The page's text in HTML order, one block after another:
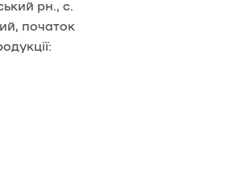
рн., с.
початок